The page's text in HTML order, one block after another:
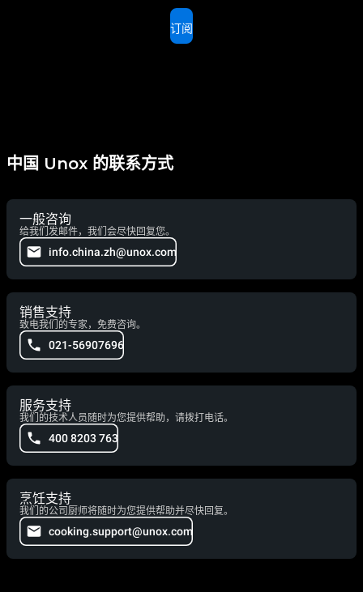
订阅
中国 Unox 的联系方式
一般咨询
给我们发邮件，我们会尽快回复您。
info.china.zh@unox.com
销售支持
致电我们的专家，免费咨询。
021-56907696
服务支持
我们的技术人员随时为您提供帮助，请拨打电话。
400 8203 763
烹饪支持
我们的公司厨师将随时为您提供帮助并尽快回复。
cooking.support@unox.com